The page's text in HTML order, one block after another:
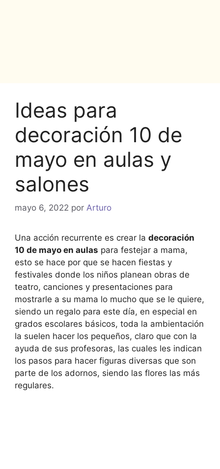
Ideas para
decoración 10 de
mayo en aulas y
salones
mayo 6, 2022 por Arturo
Una acción recurrente es crear la decoración
10 de mayo en aulas para festejar a mama,
esto se hace por que se hacen fiestas y
festivales donde los niños planean obras de
teatro, canciones y presentaciones para
mostrarle a su mama lo mucho que se le quiere,
siendo un regalo para este día, en especial en
grados escolares básicos, toda la ambientación
la suelen hacer los pequeños, claro que con la
ayuda de sus profesoras, las cuales les indican
los pasos para hacer figuras diversas que son
parte de los adornos, siendo las flores las más
regulares.